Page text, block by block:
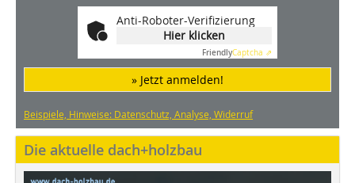
Anti-Roboter-Verifizierung
Hier klicken
FriendlyCaptcha ⇗
» Jetzt anmelden!
Beispiele, Hinweise: Datenschutz, Analyse, Widerruf
Die aktuelle dach+holzbau